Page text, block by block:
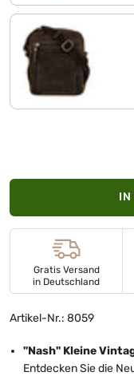
novello - braun
IN
Gratis Versand
in Deutschland
Artikel-Nr.: 8059
"Nash" Kleine
Entdecken Sie die